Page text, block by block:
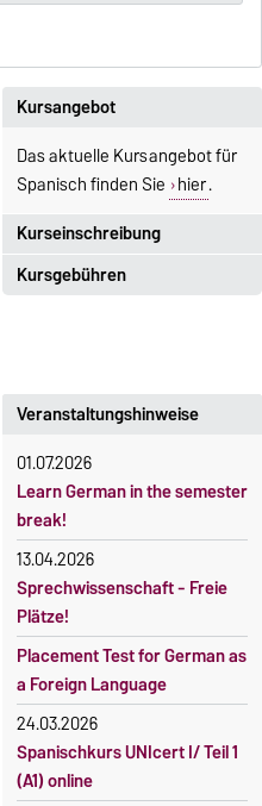
Kurseinschreibung
Einschreibezeitraum:
OVGU-Account
Oktober 2026.
Kursteilnahme nur nach
fristgerechter Online-
Anmeldung
Kursangebot
Das aktuelle Kursangebot für
Spanisch finden Sie hier.
Kursgebühren
Gebühren
Gebührenrückerstattung
Gebührenbefreiungen bei
curricularer Sprachausbildung
Gebührenbefreiung bei
Incomings
Veranstaltungshinweise
01.07.2026
Learn German in the semester
break!
13.04.2026
Sprechwissenschaft - Freie
Plätze!
Placement Test for German as
a Foreign Language
24.03.2026
Spanischkurs UNIcert I/ Teil 1
(A1) online